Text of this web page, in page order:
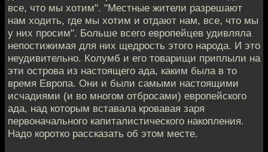
все, что мы хотим". "Местные жители разрешают
нам ходить, где мы хотим и отдают нам, все, что мы
у них просим". Больше всего европейцев удивляла
непостижимая для них щедрость этого народа. И это
неудивительно. Колумб и его товарищи приплыли на
эти острова из настоящего ада, каким была в то
время Европа. Они и были самыми настоящими
исчадиями (и во многом отбросами) европейского
ада, над которым вставала кровавая заря
первоначального капиталистического накопления.
Надо коротко рассказать об этом месте.